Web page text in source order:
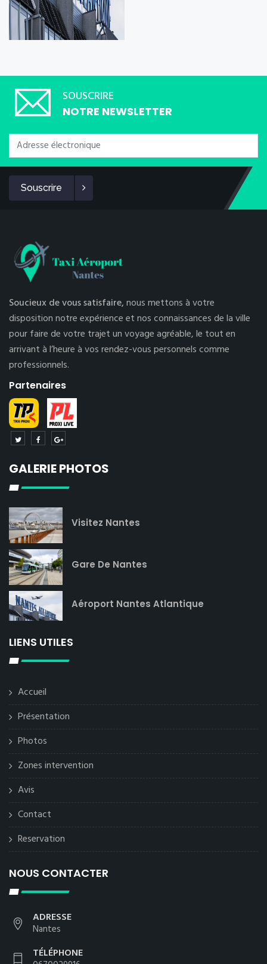
SOUSCRIRE
NOTRE NEWSLETTER
Souscrire
Soucieux de vous satisfaire,nous mettons à votre
disposition notre expérience et nos connaissances de la ville
pour faire de votre trajet un voyage agréable, le tout en
arrivant à l’heure à vos rendez-vous personnels comme
professionnels.
Partenaires
GALERIE PHOTOS
Visitez Nantes
Gare De Nantes
Aéroport Nantes Atlantique
LIENS UTILES
Accueil
Présentation
Photos
Zones intervention
Avis
Contact
Reservation
NOUS CONTACTER
ADRESSE
Nantes
TÉLÉPHONE